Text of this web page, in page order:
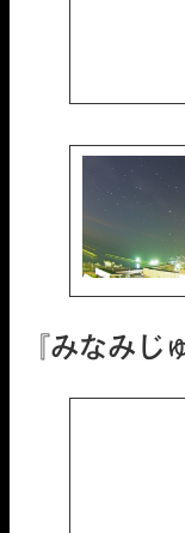
『みなみじ